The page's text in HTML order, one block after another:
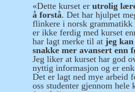
«Dette kurset er utrolig
å forstå. Det har hjulpet
flinkere i norsk grammatikk
er ikke ferdig med kurset
har lagt merke til at jeg
snakke mer avansert enn
Jeg liker at kurset har god
nyttig informasjon og er
Det er lagt ned mye arbeid
oss studenter gjennom hele